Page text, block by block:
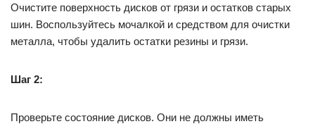
Очистите поверхность дисков от грязи и остатков старых
шин. Воспользуйтесь мочалкой и средством для очистки
металла, чтобы удалить остатки резины и грязи.
Шаг 2:
Проверьте состояние дисков. Они не должны иметь